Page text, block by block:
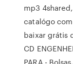
mp3
catalógo
baixar grátis
CD
PARA -